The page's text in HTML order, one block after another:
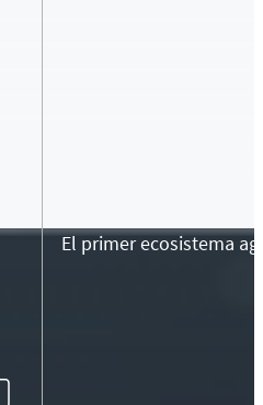
El primer ecosistema